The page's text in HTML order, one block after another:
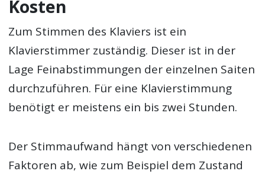
Kosten
Zum Stimmen des Klaviers ist ein
Klavierstimmer zuständig. Dieser ist in der
Lage Feinabstimmungen der einzelnen Saiten
durchzuführen. Für eine Klavierstimmung
benötigt er meistens ein bis zwei Stunden.
Der Stimmaufwand hängt von verschiedenen
Faktoren ab, wie zum Beispiel dem Zustand